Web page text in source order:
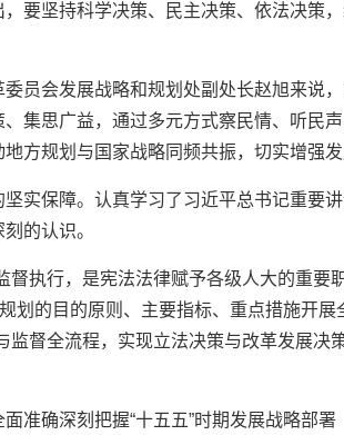
要坚持科学决策、民主决策、依法决策
员会发展战略和规划处副处长赵旭来说
集思广益，通过多元方式察民情、听民
方规划与国家战略同频共振，切实增强发
实保障。认真学习了习近平总书记重要
的认识。
督执行，是宪法法律赋予各级人大的重要
划的目的原则、主要指标、重点措施开
监督全流程，实现立法决策与改革发展决
准确深刻把握“十五五”时期发展战略部署